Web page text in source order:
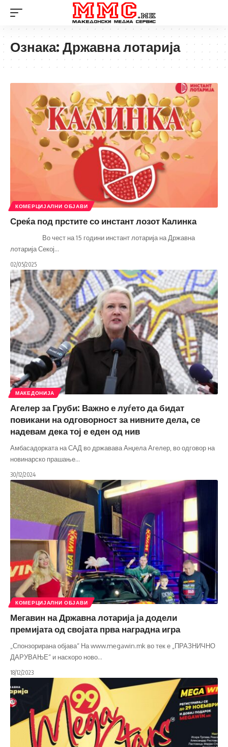
Ознака: Државна лотарија
КОМЕРЦИЈАЛНИ ОБЈАВИ
Среќа под прстите со инстант лозот Калинка
Во чест на 15 години инстант лотарија на Државна
лотарија Секој…
02/05/2025
МАКЕДОНИЈА
Агелер за Груби: Важно е луѓето да бидат
повикани на одговорност за нивните дела, се
надевам дека тој е еден од нив
Амбасадорката на САД во државава Анџела Агелер, во одговор на
новинарско прашање…
30/12/2024
КОМЕРЦИЈАЛНИ ОБЈАВИ
Мегавин на Државна лотарија ја додели
премијата од својата прва наградна игра
„Спонзорирана објава“ На www.megawin.mk во тек е „ПРАЗНИЧНО
ДАРУВАЊЕ“ и наскоро ново…
18/12/2023